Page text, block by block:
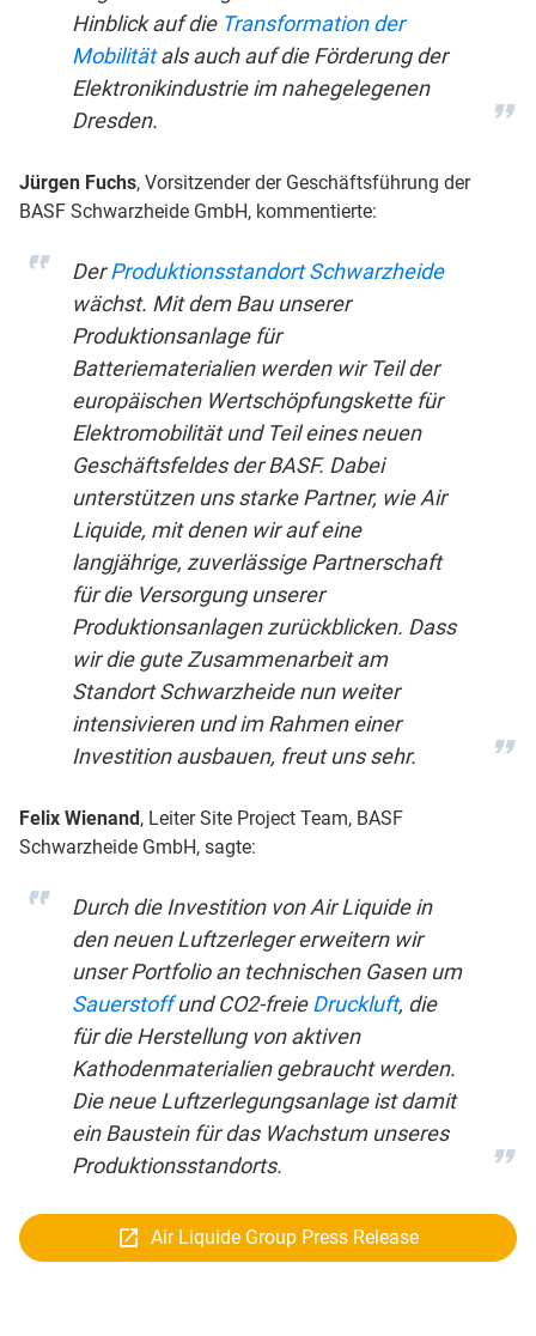
Hinblick auf die Transformation der
Mobilitätals auch auf die Förderung der
Elektronikindustrie im nahegelegenen
Dresden.
Jürgen Fuchs, Vorsitzender der Geschäftsführung der
BASF Schwarzheide GmbH, kommentierte:
DerProduktionsstandort Schwarzheide
wächst. Mit dem Bau unserer
Produktionsanlage für
Batteriematerialien werden wir Teil der
europäischen Wertschöpfungskette für
Elektromobilität und Teil eines neuen
Geschäftsfeldes der BASF. Dabei
unterstützen uns starke Partner, wie Air
Liquide, mit denen wir auf eine
langjährige, zuverlässige Partnerschaft
für die Versorgung unserer
Produktionsanlagen zurückblicken. Dass
wir die gute Zusammenarbeit am
Standort Schwarzheide nun weiter
intensivieren und im Rahmen einer
Investition ausbauen, freut uns sehr.
Felix Wienand , Leiter Site Project Team, BASF
Schwarzheide GmbH, sagte:
Durch die Investition von Air Liquide in
den neuen Luftzerleger erweitern wir
unser Portfolio an technischen Gasen um
Sauerstoffund CO2-freieDruckluft, die
für die Herstellung von aktiven
Kathodenmaterialien gebraucht werden.
Die neue Luftzerlegungsanlage ist damit
ein Baustein für das Wachstum unseres
Produktionsstandorts.
Air Liquide Group Press Release